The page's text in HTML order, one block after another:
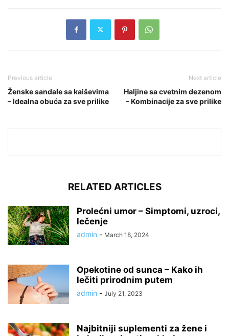
Previous article
Ženske sandale sa kaiševima
– Idealna obuća za sve prilike
Next article
Haljine sa cvetnim dezenom
– Kombinacije za sve prilike
RELATED ARTICLES
Prolećni umor – Simptomi, uzroci,
lečenje
admin - March 18, 2024
Opekotine od sunca – Kako ih
lečiti prirodnim putem
admin - July 21, 2023
Najbitniji suplementi za žene i